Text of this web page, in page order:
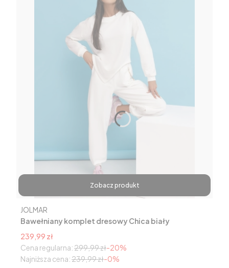
Zobacz produkt
Bawełniany komplet dresowy Chica biały
Producent
JOLMAR
Cena promocyjna
239,99 zł
Cena regularna:299,99 zł-20%
Najniższa cena:239,99 zł-0%